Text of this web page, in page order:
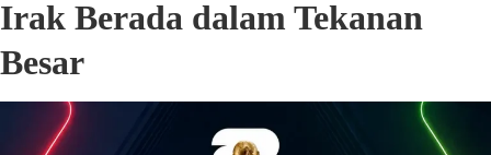
Irak Berada dalam Tekanan
Besar